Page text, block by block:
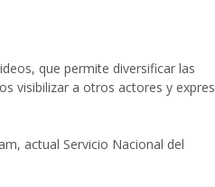
que permite diversificar las
visibilizar a otros actores y
actual Servicio Nacional del